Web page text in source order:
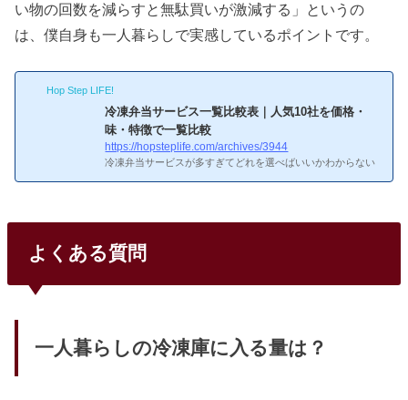
い物の回数を減らすと無駄買いが激減する」というの
は、僕自身も一人暮らしで実感しているポイントです。
Hop Step LIFE!
冷凍弁当サービス一覧比較表｜人気10社を価格・
味・特徴で一覧比較
https://hopsteplife.com/archives/3944
冷凍弁当サービスが多すぎてどれを選べばいいかわからない
った2〜3社に絞って初回割引で食べ比べるのが、一番確実な
選び方だ。出典：nosh（ナッシュ）公式サイト主要4社の早
見比較10社の中でも利用者数が多く、初めての人に選ばれや
hが一歩リードしている。サービス1食あたり送料メニュー数
よくある質問
一人暮らしの冷凍庫に入る量は？